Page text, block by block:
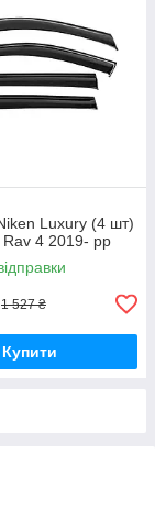
Luxury (4 шт)
Rav 4 2019- рр
1 527 ₴
Купити